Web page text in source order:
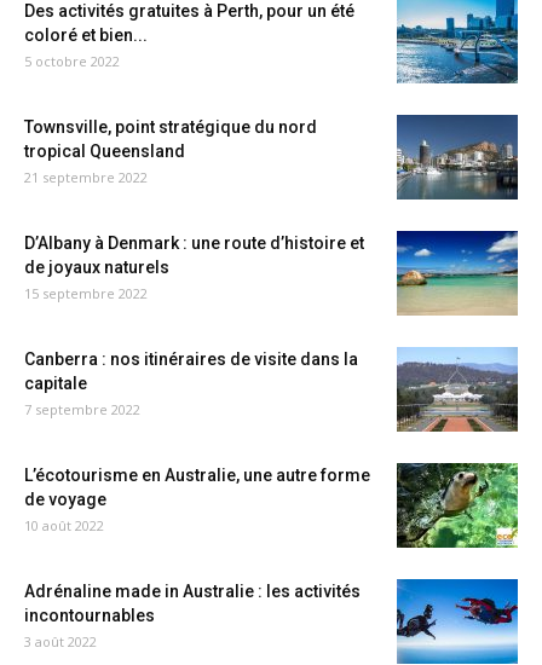
Des activités gratuites à Perth, pour un été
coloré et bien...
5 octobre 2022
Townsville, point stratégique du nord
tropical Queensland
21 septembre 2022
D’Albany à Denmark : une route d’histoire et
de joyaux naturels
15 septembre 2022
Canberra : nos itinéraires de visite dans la
capitale
7 septembre 2022
L’écotourisme en Australie, une autre forme
de voyage
10 août 2022
Adrénaline made in Australie : les activités
incontournables
3 août 2022